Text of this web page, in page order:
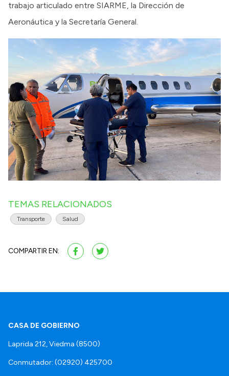
trabajo articulado entre SIARME, la Dirección de
Aeronáutica y la Secretaría General.
TEMAS RELACIONADOS
Transporte Salud
COMPARTIR EN:
CASA DE GOBIERNO
Laprida 212, Viedma (8500)
Conmutador: (02920) 425700